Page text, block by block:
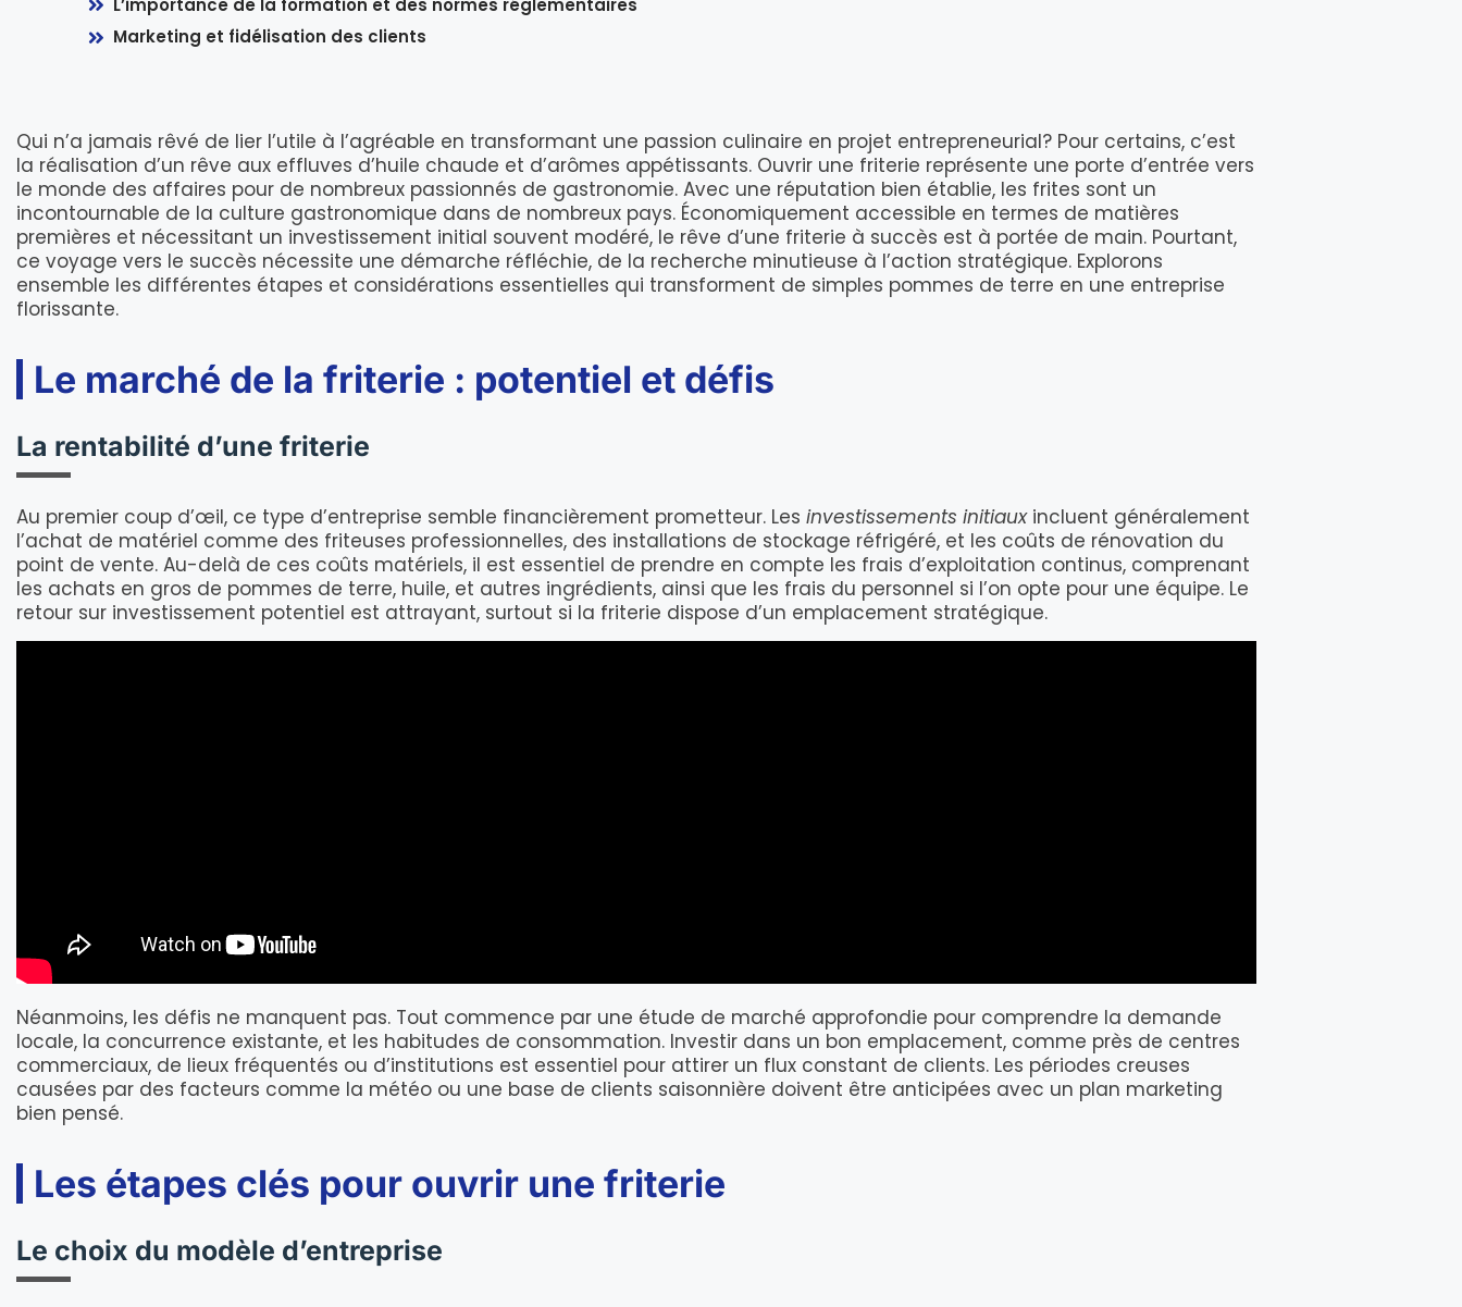
L’importance de la formation et des normes réglementaires
Marketing et fidélisation des clients
Qui n’a jamais rêvé de lier l’utile à l’agréable en transformant une passion culinaire en projet entrepreneurial? Pour certains, c’est
la réalisation d’un rêve aux effluves d’huile chaude et d’arômes appétissants. Ouvrir une friterie représente une porte d’entrée vers
le monde des affaires pour de nombreux passionnés de gastronomie. Avec une réputation bien établie, les frites sont un
incontournable de la culture gastronomique dans de nombreux pays. Économiquement accessible en termes de matières
premières et nécessitant un investissement initial souvent modéré, le rêve d’une friterie à succès est à portée de main. Pourtant,
ce voyage vers le succès nécessite une démarche réfléchie, de la recherche minutieuse à l’action stratégique. Explorons
ensemble les différentes étapes et considérations essentielles qui transforment de simples pommes de terre en une entreprise
florissante.
Le marché de la friterie : potentiel et défis
La rentabilité d’une friterie
Au premier coup d’œil, ce type d’entreprise semble financièrement prometteur. Les investissements initiauxincluent généralement
l’achat de matériel comme des friteuses professionnelles, des installations de stockage réfrigéré, et les coûts de rénovation du
point de vente. Au-delà de ces coûts matériels, il est essentiel de prendre en compte les frais d’exploitation continus, comprenant
les achats en gros de pommes de terre, huile, et autres ingrédients, ainsi que les frais du personnel si l’on opte pour une équipe. Le
retour sur investissement potentiel est attrayant, surtout si la friterie dispose d’un emplacement stratégique.
Néanmoins, les défis ne manquent pas. Tout commence par une étude de marché approfondie pour comprendre la demande
locale, la concurrence existante, et les habitudes de consommation. Investir dans un bon emplacement, comme près de centres
commerciaux, de lieux fréquentés ou d’institutions est essentiel pour attirer un flux constant de clients. Les périodes creuses
causées par des facteurs comme la météo ou une base de clients saisonnière doivent être anticipées avec un plan marketing
bien pensé.
Les étapes clés pour ouvrir une friterie
Le choix du modèle d’entreprise